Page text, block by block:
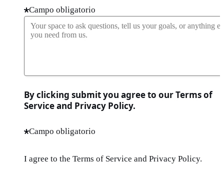
Campo obligatorio
By clicking submit you agree to our Terms of
Service and Privacy Policy.
Campo obligatorio
I agree to the Terms of Service and Privacy Policy.